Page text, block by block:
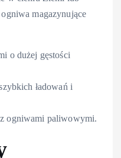
magazynujące
o dużej gęstości
ładowań i
ogniwami paliwowymi.